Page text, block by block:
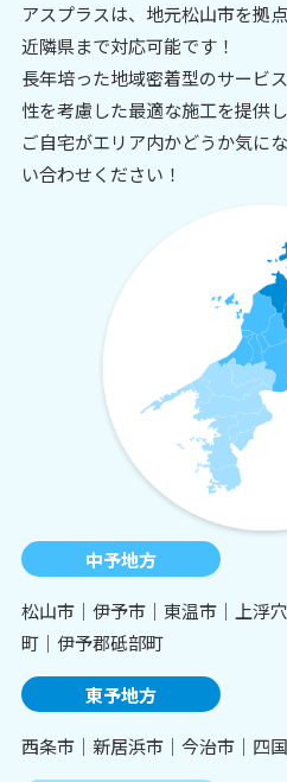
アスプラスは、地元松山市を拠
近隣県まで対応可能です！
長年培った地域密着型のサービ
性を考慮した最適な施工を提供し
ご自宅がエリア内かどうか気に
い合わせください！
中予地方
松山市│伊予市│東温市│上浮
町│伊予郡砥部町
東予地方
西条市│新居浜市│今治市│四